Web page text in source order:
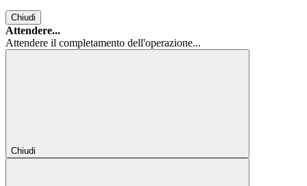
Chiudi
Attendere...
Attendere il completamento dell'operazione...
Chiudi